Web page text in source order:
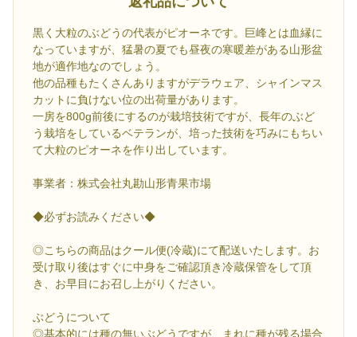
黒く大粒のぶどうの代表がピオーネです。巨峰とは血縁に
なっていますが、猛暑の夏でも昼夜の寒暖差がある山形盆
地が適作地なのでしょう。
他の品種もたくさんありますがデラウェア、シャインマス
カットに負けない位の出荷量があります。
一房を800g前後にするのが栽培技術ですが、長年のぶど
う栽培をしているベテランが、培った技術を巧みにもちい
て大粒のピオーネを作り出しています。
事業者：株式会社丸勘山形青果市場
◆必ずお読みください◆
◎こちらの商品はクール便(冷蔵)にて配送いたします。お
受け取り後はすぐに中身をご確認頂き冷蔵保管をして頂
き、お早目にお召し上がりください。
ぶどうについて
◎基本的には種の無いぶどうですが、まれに種が残る場合